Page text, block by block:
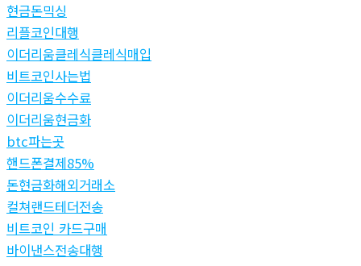
현금돈믹싱
리플코인대행
이더리움클레식클레식매입
비트코인사는법
이더리움수수료
이더리움현금화
btc파는곳
핸드폰결제85%
돈현금화해외거래소
컬쳐랜드테더전송
비트코인 카드구매
바이낸스전송대행